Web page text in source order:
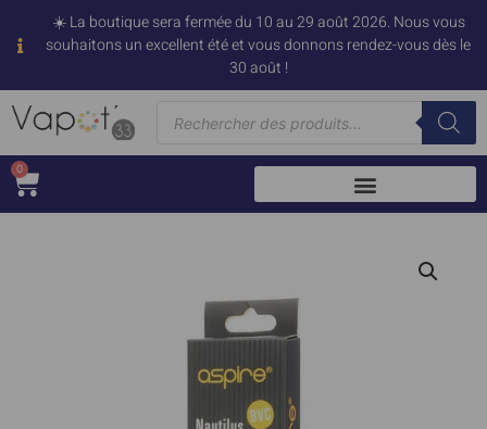
☀️ La boutique sera fermée du 10 au 29 août 2026. Nous vous
souhaitons un excellent été et vous donnons rendez-vous dès le
30 août !
0